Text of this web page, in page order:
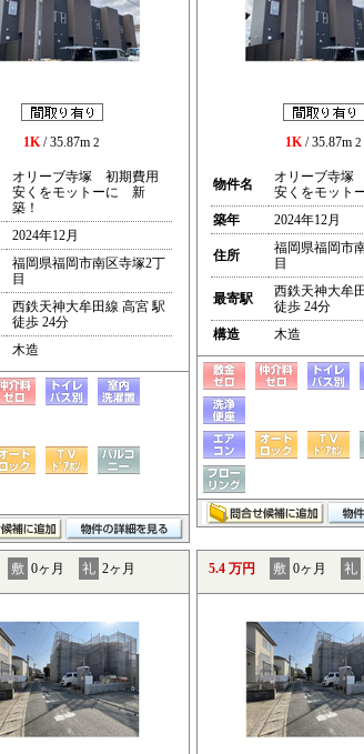
1K/ 35.87m 2
オリーブ寺塚 初期費用
安くをモットーに 新
築！
2024年12月
福岡県福岡市南区寺塚2丁
目
西鉄天神大牟田線 高宮 駅
徒歩 24分
木造
1K/ 35.87m 2
物件名
オリーブ寺塚
安くをモット
築年
2024年12月
住所
福岡県福岡市
目
最寄駅
西鉄天神大牟
徒歩 24分
構造
木造
敷 0ヶ月 礼 2ヶ月 5.4 万円 敷 0ヶ月 礼